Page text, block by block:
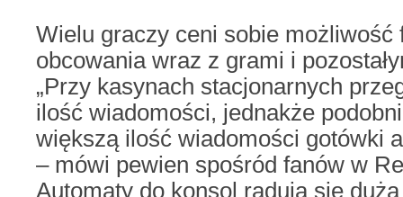
Wielu graczy ceni sobie możliwość
obcowania wraz z grami i
„Przy kasynach stacjonarnych
ilość wiadomości, jednakże
większą ilość wiadomości gotówki
– mówi pewien spośród fanów w
Automaty do konsol radują się